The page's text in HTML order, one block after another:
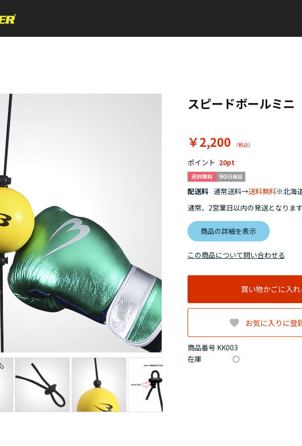
スピードボールミニ
￥2,200
商品番号 KK003
ポイント 20
在庫 ○
配送料 通常送料→送料無料※北海
通常、2営業日以内の発送となります
商品の詳細を表示
買い物かごに入れ
お気に入りに登
この商品について問い合わせる